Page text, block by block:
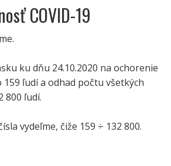
COVID-19
ku dňu 24.10.2020 na ochorenie
159 ľudí a odhad počtu všetkých
800 ľudí.
vydeľme, čiže 159 ÷ 132 800.